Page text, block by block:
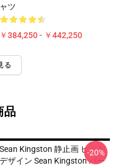
ャツ
￥384,250 - ￥442,250
る
品
Sean Kingston 静止画 ヒット
デザイン Sean Kingston パー
-20%